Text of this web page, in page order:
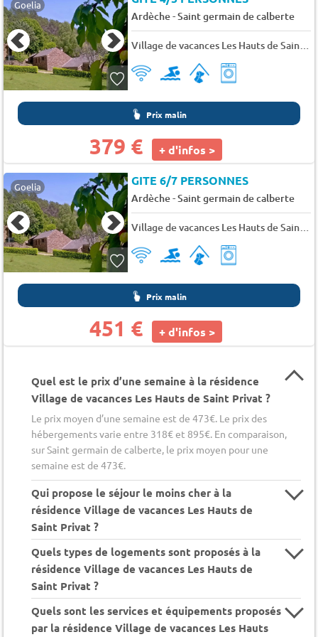
Goelia
Ardèche-Saint germain de calberte
Prix malin
379 € + d'infos >
Goelia GITE 6/7 PERSONNES
Ardèche-Saint germain de calberte
Village de vacances Les Hauts de Saint Privat
Prix malin
451 € + d'infos >
Quel est le prix d’une semaine à la résidence
Village de vacances Les Hauts de Saint Privat ?
Le prix moyen d’une semaine est de 473€. Le prix des
hébergements varie entre 318€ et 895€. En comparaison,
sur Saint germain de calberte, le prix moyen pour une
semaine est de 473€.
Qui propose le séjour le moins cher à la
résidence Village de vacances Les Hauts de
Saint Privat ?
Quels types de logements sont proposés à la
résidence Village de vacances Les Hauts de
Saint Privat ?
Quels sont les services et équipements proposés
par la résidence Village de vacances Les Hauts